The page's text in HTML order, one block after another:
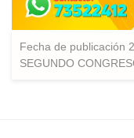
Fecha de publicación
SEGUNDO